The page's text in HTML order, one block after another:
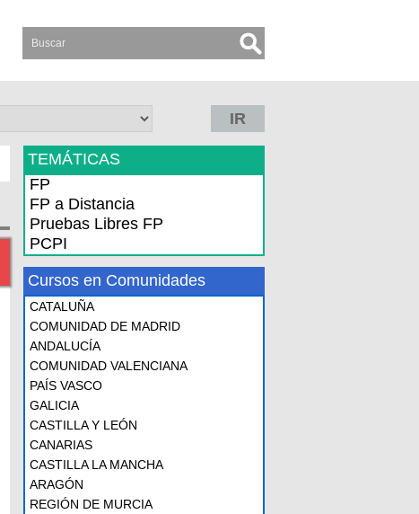
IR
TEMÁTICAS
FP
FP a Distancia
Pruebas Libres FP
PCPI
Cursos en Comunidades
CATALUÑA
COMUNIDAD DE MADRID
ANDALUCÍA
COMUNIDAD VALENCIANA
PAÍS VASCO
GALICIA
CASTILLA Y LEÓN
CANARIAS
CASTILLA LA MANCHA
ARAGÓN
REGIÓN DE MURCIA